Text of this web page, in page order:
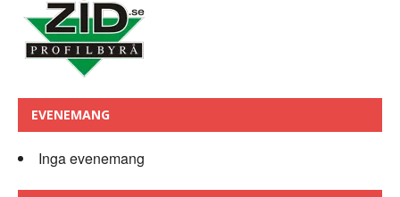
EVENEMANG
Inga evenemang